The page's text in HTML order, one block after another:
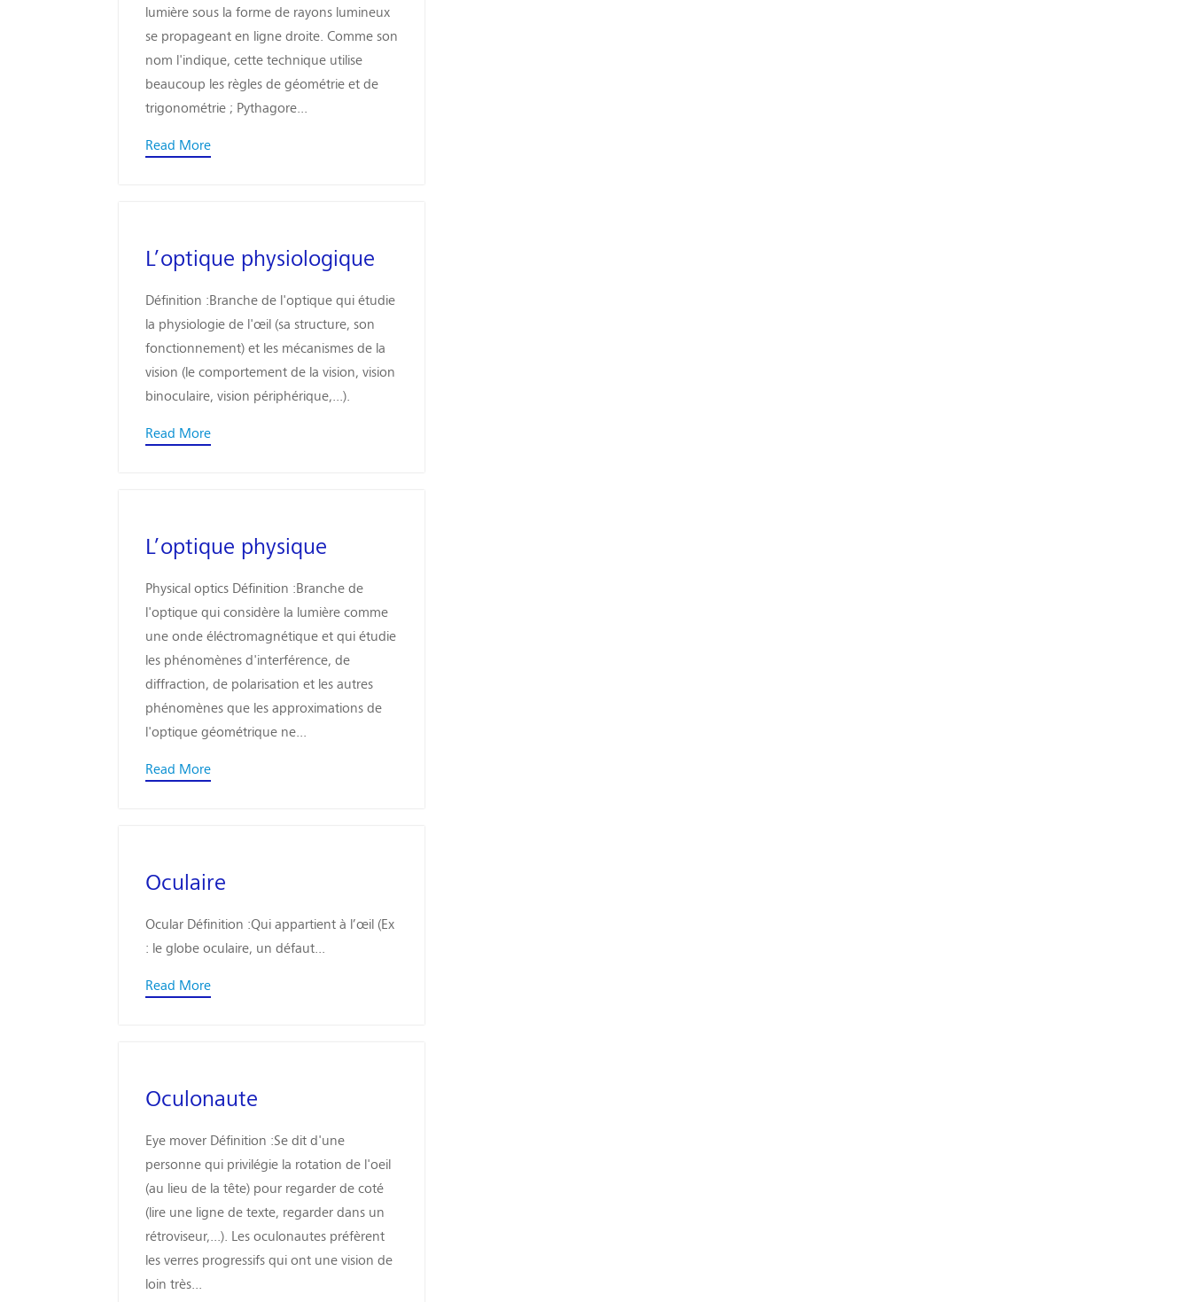
lumière sous la forme de rayons lumineux
se propageant en ligne droite. Comme son
nom l'indique, cette technique utilise
beaucoup les règles de géométrie et de
trigonométrie ; Pythagore...
Read More
L’optique physiologique
Définition :Branche de l'optique qui étudie
la physiologie de l'œil (sa structure, son
fonctionnement) et les mécanismes de la
vision (le comportement de la vision, vision
binoculaire, vision périphérique,...).
Read More
L’optique physique
Physical optics Définition :Branche de
l'optique qui considère la lumière comme
une onde éléctromagnétique et qui étudie
les phénomènes d'interférence, de
diffraction, de polarisation et les autres
phénomènes que les approximations de
l'optique géométrique ne...
Read More
Oculaire
Ocular Définition :Qui appartient à l’œil (Ex
: le globe oculaire, un défaut...
Read More
Oculonaute
Eye mover Définition :Se dit d'une
personne qui privilégie la rotation de l'oeil
(au lieu de la tête) pour regarder de coté
(lire une ligne de texte, regarder dans un
rétroviseur,...). Les oculonautes préfèrent
les verres progressifs qui ont une vision de
loin très...